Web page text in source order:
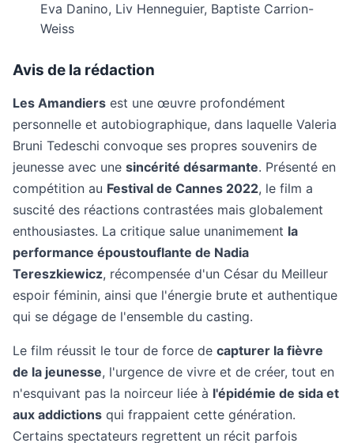
Eva Danino, Liv Henneguier, Baptiste Carrion-
Weiss
Avis de la rédaction
Les Amandiers est une œuvre profondément
personnelle et autobiographique, dans laquelle Valeria
Bruni Tedeschi convoque ses propres souvenirs de
jeunesse avec une sincérité désarmante. Présenté en
compétition au Festival de Cannes 2022, le film a
suscité des réactions contrastées mais globalement
enthousiastes. La critique salue unanimement la
performance époustouflante de Nadia
Tereszkiewicz, récompensée d'un César du Meilleur
espoir féminin, ainsi que l'énergie brute et authentique
qui se dégage de l'ensemble du casting.
Le film réussit le tour de force de capturer la fièvre
de la jeunesse, l'urgence de vivre et de créer, tout en
n'esquivant pas la noirceur liée à l'épidémie de sida et
aux addictions qui frappaient cette génération.
Certains spectateurs regrettent un récit parfois